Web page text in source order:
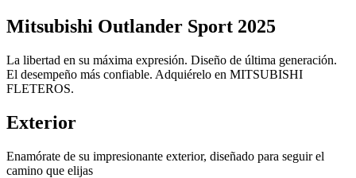
Mitsubishi Outlander Sport 2025
La libertad en su máxima expresión. Diseño de última generación.
El desempeño más confiable. Adquiérelo en MITSUBISHI
FLETEROS.
Exterior
Enamórate de su impresionante exterior, diseñado para seguir el
camino que elijas